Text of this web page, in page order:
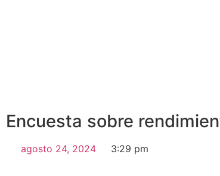
Encuesta sobre
agosto 24, 2024 3:29 pm